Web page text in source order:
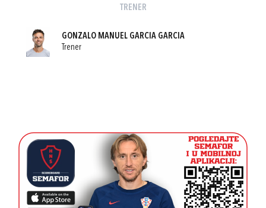
TRENER
GONZALO MANUEL GARCIA GARCIA
Trener